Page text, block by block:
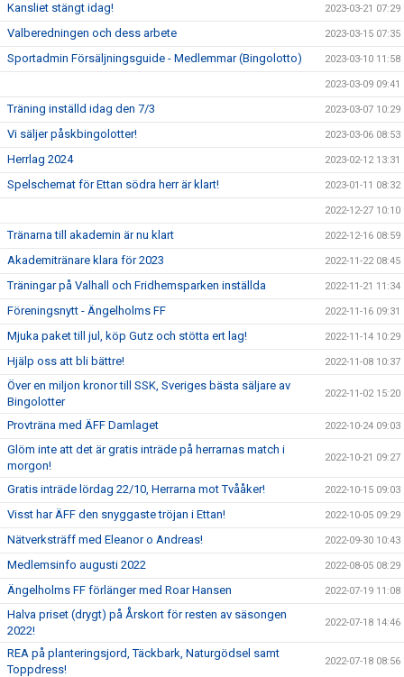
Kansliet stängt idag! 2023-03-21 07:29
Valberedningen och dess arbete 2023-03-15 07:35
Sportadmin Försäljningsguide - Medlemmar (Bingolotto) 2023-03-10 11:58
2023-03-09 09:41
Träning inställd idag den 7/3 2023-03-07 10:29
Vi säljer påskbingolotter! 2023-03-06 08:53
Herrlag 2024 2023-02-12 13:31
Spelschemat för Ettan södra herr är klart! 2023-01-11 08:32
2022-12-27 10:10
Tränarna till akademin är nu klart 2022-12-16 08:59
Akademitränare klara för 2023 2022-11-22 08:45
Träningar på Valhall och Fridhemsparken inställda 2022-11-21 11:34
Föreningsnytt - Ängelholms FF 2022-11-16 09:31
Mjuka paket till jul, köp Gutz och stötta ert lag! 2022-11-14 10:29
Hjälp oss att bli bättre! 2022-11-08 10:37
Över en miljon kronor till SSK, Sveriges bästa säljare av
Bingolotter
2022-11-02 15:20
Provträna med ÄFF Damlaget 2022-10-24 09:03
Glöm inte att det är gratis inträde på herrarnas match i
morgon!
2022-10-21 09:27
Gratis inträde lördag 22/10, Herrarna mot Tvååker! 2022-10-15 09:03
Visst har ÄFF den snyggaste tröjan i Ettan! 2022-10-05 09:29
Nätverksträff med Eleanor o Andreas! 2022-09-30 10:43
Medlemsinfo augusti 2022 2022-08-05 08:29
Ängelholms FF förlänger med Roar Hansen 2022-07-19 11:08
Halva priset (drygt) på Årskort för resten av säsongen
2022!
2022-07-18 14:46
REA på planteringsjord, Täckbark, Naturgödsel samt
Toppdress!
2022-07-18 08:56